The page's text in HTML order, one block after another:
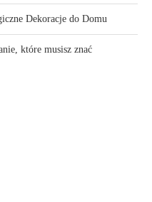
Dekoracje do Domu
które musisz znać